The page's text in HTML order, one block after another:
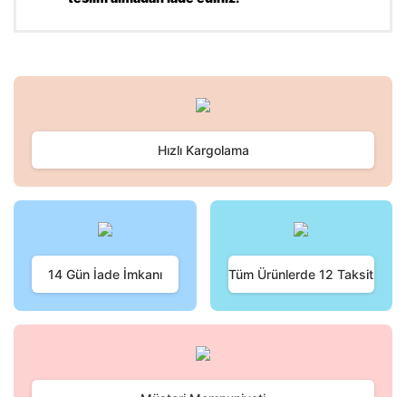
Bu ürüne ilk yorumu siz yapın!
Yorum Yaz
kullanarak tarafımıza iletebilirsiniz.
Ürün resmi kalitesiz, bozuk veya görüntülenemiyor.
Bu ürüne benzer farklı alternatifler olmalı.
Gönder
Hızlı Kargolama
14 Gün İade İmkanı Tüm Ürünlerde 12 Taksit